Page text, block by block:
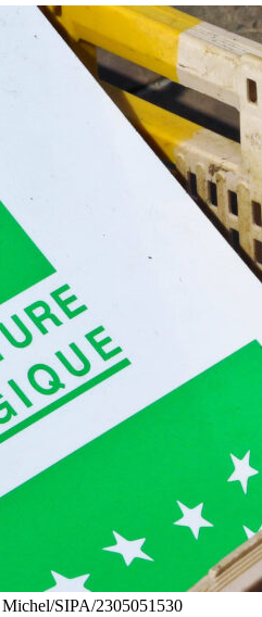
SIPA/2305051530